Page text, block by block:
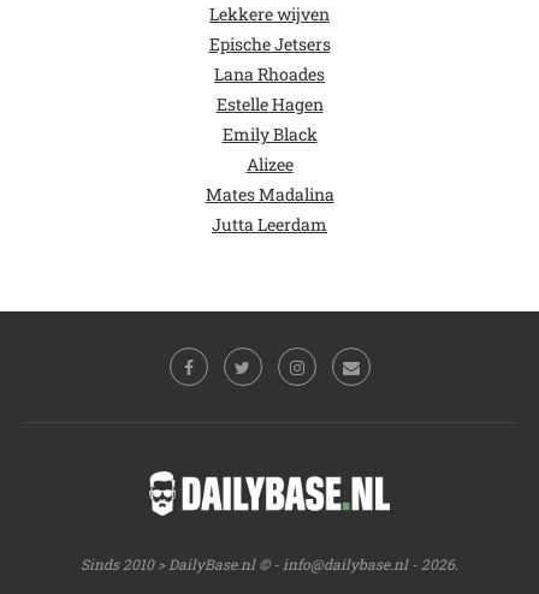
Lekkere wijven
Epische Jetsers
Lana Rhoades
Estelle Hagen
Emily Black
Alizee
Mates Madalina
Jutta Leerdam
Sinds 2010 > DailyBase.nl © - info@dailybase.nl- 2026.